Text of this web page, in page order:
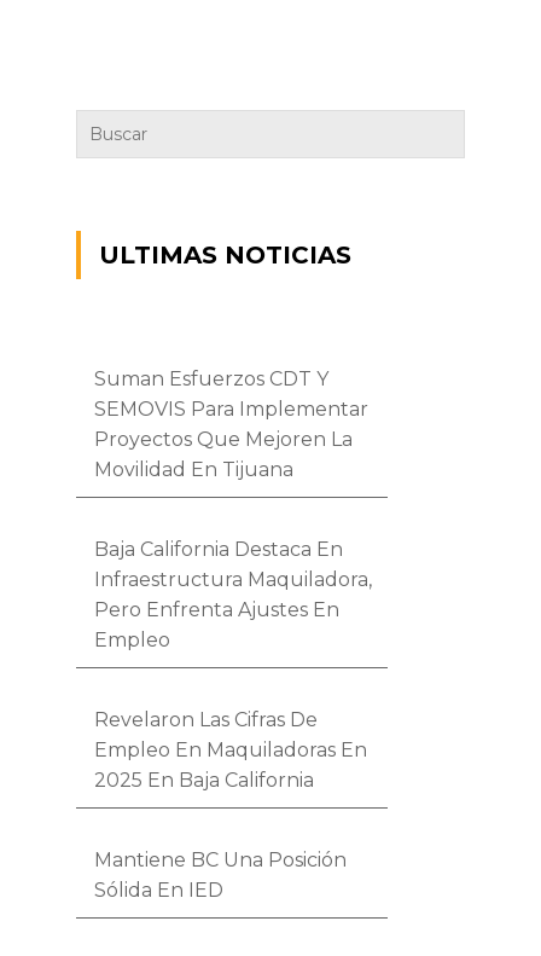
ULTIMAS NOTICIAS
Suman Esfuerzos CDT Y
SEMOVIS Para Implementar
Proyectos Que Mejoren La
Movilidad En Tijuana
Baja California Destaca En
Infraestructura Maquiladora,
Pero Enfrenta Ajustes En
Empleo
Revelaron Las Cifras De
Empleo En Maquiladoras En
2025 En Baja California
Mantiene BC Una Posición
Sólida En IED